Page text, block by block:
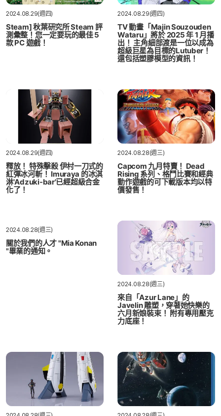
2024.08.29(週四)
Steam] 秋葉研究所 Steam 評
測彙整！您一定要玩的最佳 5
款 PC 遊戲！
2024.08.29(週四)
TV 動畫「Majin Souzouden
Wataru」將於 2025 年 1 月播
出！ 主角細部渡是一位以成為
超級巨星為目標的Lutuber！
還包括塑膠模型的資訊！
2024.08.29(週四)
釋放！ 特殊擊殺 伊村一刀式的
紅彈冰河斬！ Imuraya 的冰淇
淋'Adzuki-bar'已經超級合金
化了！
2024.08.28(週三)
Capcom 九月特賣！ Dead
Rising 系列、格鬥比賽和經典
動作遊戲的可下載版本均以特
價發售！
2024.08.28(週三)
關於我們的人才 "Mia Konan
"畢業的通知。
2024.08.28(週三)
來自「Azur Lane」的
Javelin 雕塑，穿著她快樂的
六月新娘裝束！ 附有專用壓克
力底座！